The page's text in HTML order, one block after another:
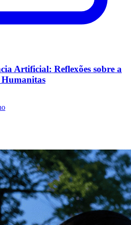
Artificial: Reflexões sobre a